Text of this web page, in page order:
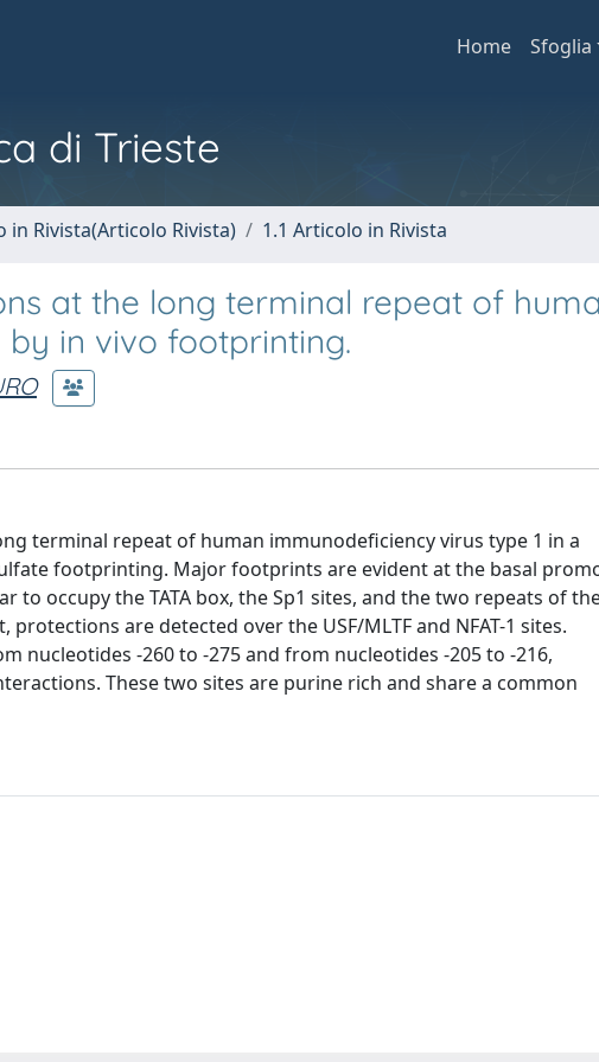
Home Sfoglia
di Trieste
in Rivista(Articolo Rivista) 1.1 Articolo in Rivista
at the long terminal repeat of
in vivo footprinting.
terminal repeat of human immunodeficiency virus type 1 in a
footprinting. Major footprints are evident at the basal
to occupy the TATA box, the Sp1 sites, and the two repeats of
are detected over the USF/MLTF and NFAT-1 sites.
nucleotides -260 to -275 and from nucleotides -205 to -216,
These two sites are purine rich and share a common